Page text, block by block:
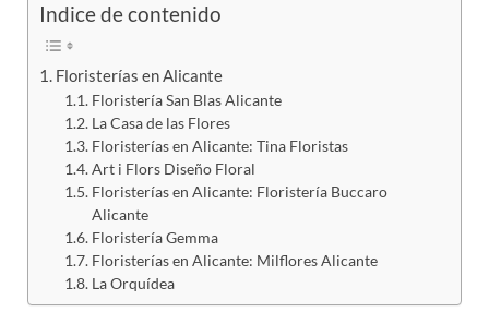
Indice de contenido
Floristerías en Alicante
Floristería San Blas Alicante
La Casa de las Flores
Floristerías en Alicante: Tina Floristas
Art i Flors Diseño Floral
Floristerías en Alicante: Floristería Buccaro
Alicante
Floristería Gemma
Floristerías en Alicante: Milflores Alicante
La Orquídea